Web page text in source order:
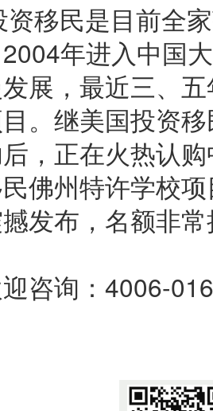
资移民是目前全
年进入中国
展，最近三、
。继美国投资
，正在火热认
佛州特许学校
发布，名额非
咨询：4006-